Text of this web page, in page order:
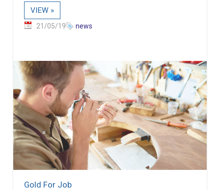
VIEW »
21/05/19 news
Gold For Job